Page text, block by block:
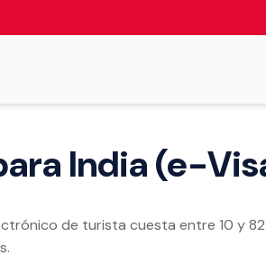
India (e-
de turista cuesta entre 10 y